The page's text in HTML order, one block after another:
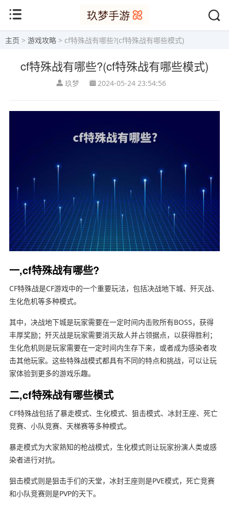
主页 > 游戏攻略 > cf特殊战有哪些?(cf特殊战有哪些模式)
cf特殊战有哪些?(cf特殊战有哪些模式)
玖梦 2024-05-24 23:54:56
一,cf特殊战有哪些?
CF特殊战是CF游戏中的一个重要玩法，包括决战地下城、歼灭战、
生化危机等多种模式。
其中，决战地下城是玩家需要在一定时间内击败所有BOSS，获得
丰厚奖励；歼灭战是玩家需要消灭敌人并占领据点，以获得胜利；
生化危机则是玩家需要在一定时间内生存下来，或者成为感染者攻
击其他玩家。这些特殊战模式都具有不同的特点和挑战，可以让玩
家体验到更多的游戏乐趣。
二,cf特殊战有哪些模式
CF特殊战包括了暴走模式、生化模式、狙击模式、冰封王座、死亡
竞赛、小队竞赛、天梯赛等多种模式。
暴走模式为大家熟知的枪战模式，生化模式则让玩家扮演人类或感
染者进行对抗。
狙击模式则是狙击手们的天堂，冰封王座则是PVE模式，死亡竞赛
和小队竞赛则是PVP的天下。